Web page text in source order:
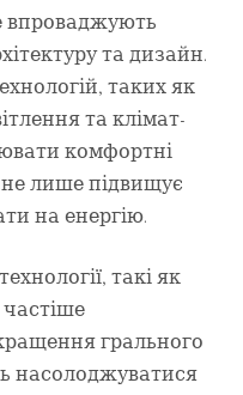
впроваджують
та дизайн.
таких як
та клімат-
комфортні
не лише підвищує
на енергію.
такі як
частіше
грального
насолоджуватися